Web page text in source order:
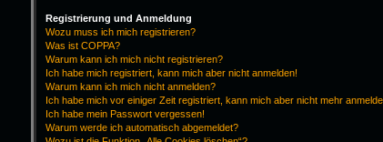
Registrierung und Anmeldung
Wozu muss ich mich registrieren?
Was ist COPPA?
Warum kann ich mich nicht registrieren?
Ich habe mich registriert, kann mich aber nicht anmelden!
Warum kann ich mich nicht anmelden?
Ich habe mich vor einiger Zeit registriert, kann mich aber nicht mehr
Ich habe mein Passwort vergessen!
Warum werde ich automatisch abgemeldet?